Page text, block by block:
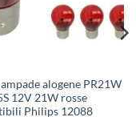
alogene PR21W
12V 21W rosse
Philips 12088